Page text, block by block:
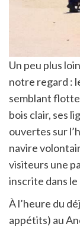
Un peu plus
notre regard :
semblant
bois clair, ses
ouvertes sur
navire
visiteurs une
inscrite dans
À l’heure du
appétits) au